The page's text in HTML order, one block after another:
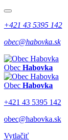
+421 43 5395 142
obec@habovka.sk
Obec Habovka
Obec Habovka
+421 43 5395 142
obec@habovka.sk
Vytlačiť